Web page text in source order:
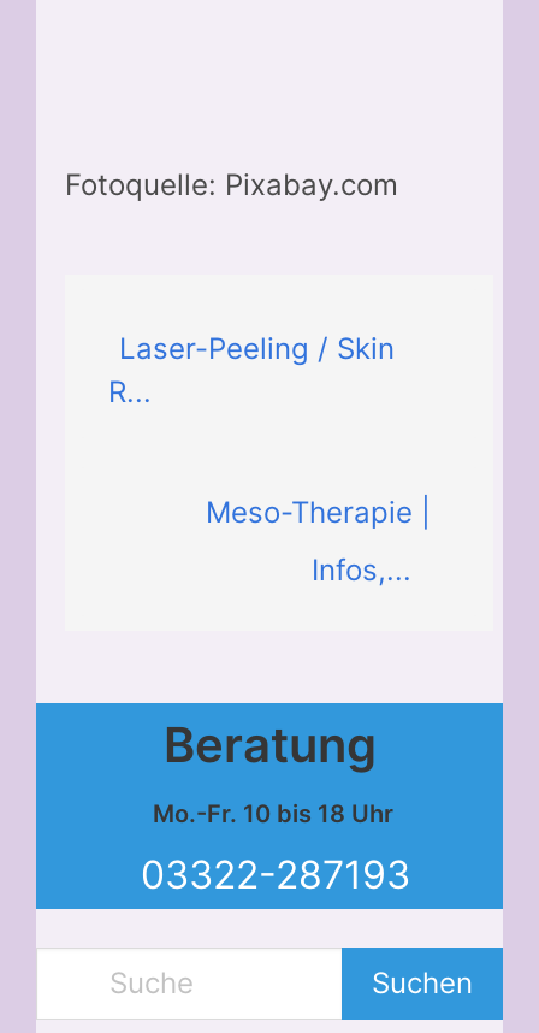
Fotoquelle: Pixabay.com
Laser-Peeling / Skin
R...
Meso-Therapie |
Infos,...
Beratung
Mo.-Fr. 10 bis 18 Uhr
03322-287193
Suchen